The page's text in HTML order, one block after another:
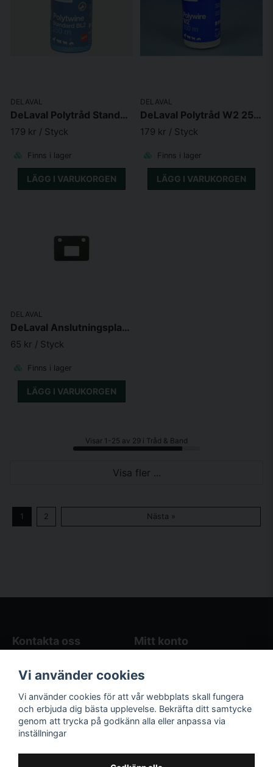
DELAVAL
DeLaval Polytråd Standard BL2 250
179 kr / Styck
Finns i lager
LÄGG I VARUKORGEN
DELAVAL
DeLaval Polytråd W2 250m
179 kr / Styck
Finns i lager
LÄGG I VARUKORGEN
DELAVAL
DeLaval Anslutningsplattor 2-p
65 kr / Styck
Finns i lager
LÄGG I VARUKORGEN
Visar 1-25 av 29 i Tråd & Band
Visa fler ...
1 2 Nästa »
Kontakta oss
Butikens öppettider
Kontakta oss
Mitt konto
Registrera dig
Följ oss på sociala
medier!
Våra räkneverktyg
Vi använder cookies
Vi använder cookies för att vår webbplats skall fungera
och erbjuda dig bästa upplevelse. Bekräfta ditt samtycke
genom att trycka på godkänn alla eller anpassa via
inställningar